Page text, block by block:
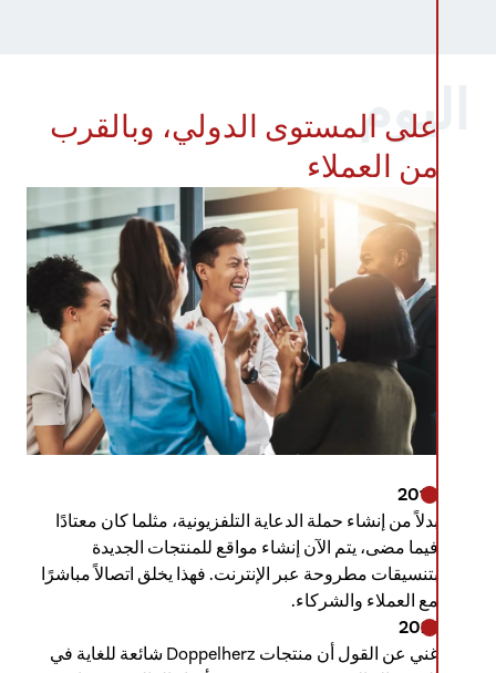
على المستوى الدولي، وبالقرب
من العملاء
اليوم
2016
بدلاً من إنشاء حملة الدعاية التلفزيونية، مثلما كان معتادًا
فيما مضى، يتم الآن إنشاء مواقع للمنتجات الجديدة
بتنسيقات مطروحة عبر الإنترنت. فهذا يخلق اتصالاً مباشرًا
مع العملاء والشركاء.
2021
غني عن القول أن منتجات Doppelherz شائعة للغاية في